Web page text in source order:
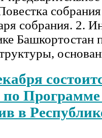
собрания. 2.
Башкортостан
по
в